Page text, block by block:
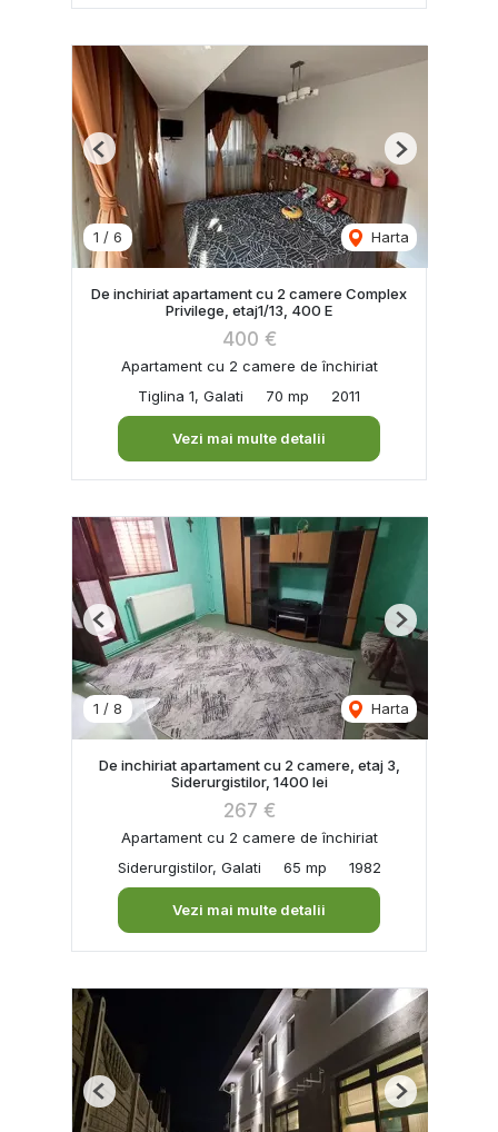
1 / 6 Harta
Previous Next
De inchiriat apartament cu 2 camere Complex
Privilege, etaj1/13, 400 E
400 €
Apartament cu 2 camere de închiriat
Tiglina 1, Galati
70 mp 2011
Vezi mai multe detalii
1 / 8 Harta
Previous Next
De inchiriat apartament cu 2 camere, etaj 3,
Siderurgistilor, 1400 lei
267 €
Apartament cu 2 camere de închiriat
Siderurgistilor, Galati
65 mp 1982
Vezi mai multe detalii
Previous Next